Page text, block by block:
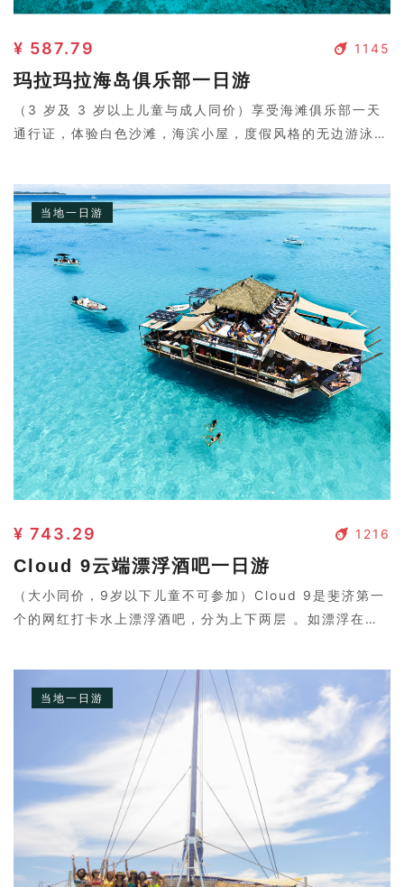
1145
¥ 587.79
玛拉玛拉海岛俱乐部一日游
（3 岁及 3 岁以上儿童与成人同价）享受海滩俱乐部一天
通行证，体验白色沙滩，海滨小屋，度假风格的无边游泳
还会提供站立式滑板~感受在fiji乘风破浪的感觉！
当地一日游
1216
¥ 743.29
Cloud 9云端漂浮酒吧一日游
（大小同价，9岁以下儿童不可参加）Cloud 9是斐济第一
个的网红打卡水上漂浮酒吧，分为上下两层 。如漂浮在云
当地一日游